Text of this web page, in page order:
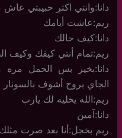
دانا:وانتي اكثر حبيبتي
ريم:عاشت أيامك
دانا:كيف حالك
ريم:تمام أنتي كيفك وكيف
دانا:بخير بس الحمل مره
الجاي بروح أشوف
ريم:الله يخليه لك يارب
دانا:آمين
ريم بخجل:أنا بعد صرت مثلك